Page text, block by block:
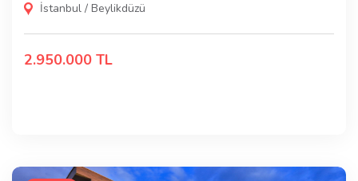
İstanbul / Beylikdüzü
2.950.000 TL